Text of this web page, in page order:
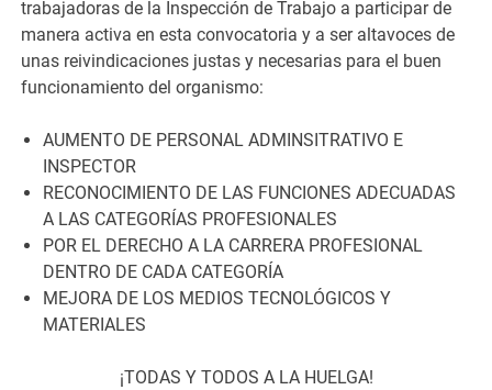
trabajadoras de la Inspección de Trabajo a participar de
manera activa en esta convocatoria y a ser altavoces de
unas reivindicaciones justas y necesarias para el buen
funcionamiento del organismo:
AUMENTO DE PERSONAL ADMINSITRATIVO E
INSPECTOR
RECONOCIMIENTO DE LAS FUNCIONES ADECUADAS
A LAS CATEGORÍAS PROFESIONALES
POR EL DERECHO A LA CARRERA PROFESIONAL
DENTRO DE CADA CATEGORÍA
MEJORA DE LOS MEDIOS TECNOLÓGICOS Y
MATERIALES
¡TODAS Y TODOS A LA HUELGA!